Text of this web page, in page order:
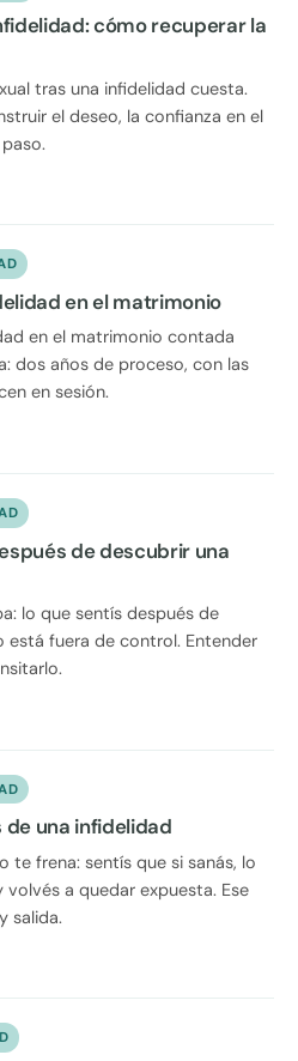
cómo recuperar la
tras una infidelidad cuesta.
el deseo, la confianza en el
en el matrimonio
en el matrimonio contada
dos años de proceso, con las
en sesión.
de descubrir una
lo que sentís después de
está fuera de control. Entender
de una infidelidad
te frena: sentís que si sanás, lo
a quedar expuesta. Ese
salida.